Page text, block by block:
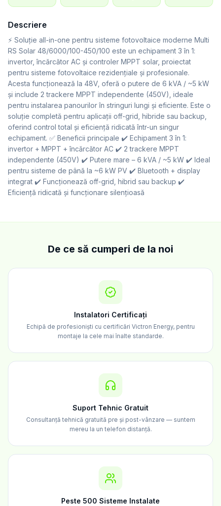
Descriere
⚡ Soluție all-in-one pentru sisteme fotovoltaice moderne Multi
RS Solar 48/6000/100-450/100 este un echipament 3 în 1:
invertor, încărcător AC și controler MPPT solar, proiectat
pentru sisteme fotovoltaice rezidențiale și profesionale.
Acesta funcționează la 48V, oferă o putere de 6 kVA / ~5 kW
și include 2 trackere MPPT independente (450V), ideale
pentru instalarea panourilor în stringuri lungi și eficiente. Este o
soluție completă pentru aplicații off-grid, hibride sau backup,
oferind control total și eficiență ridicată într-un singur
echipament. ✅ Beneficii principale ✔️ Echipament 3 în 1:
invertor + MPPT + încărcător AC ✔️ 2 trackere MPPT
independente (450V) ✔️ Putere mare – 6 kVA / ~5 kW ✔️ Ideal
pentru sisteme de până la ~6 kW PV ✔️ Bluetooth + display
integrat ✔️ Funcționează off-grid, hibrid sau backup ✔️
Eficiență ridicată și funcționare silențioasă
De ce să cumperi de la noi
Instalatori Certificați
Echipă de profesioniști cu certificări Victron Energy, pentru
montaje la cele mai înalte standarde.
Suport Tehnic Gratuit
Consultanță tehnică gratuită pre și post-vânzare — suntem
mereu la un telefon distanță.
Peste 500 Sisteme Instalate